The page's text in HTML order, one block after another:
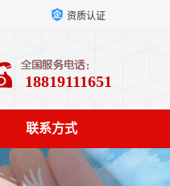
资质认证
18819111651
联系方式